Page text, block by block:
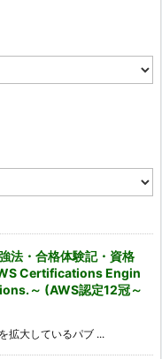
法・合格体験記・資格
Certifications Engin
～ (AWS認定12冠～
拡大しているパブ ...